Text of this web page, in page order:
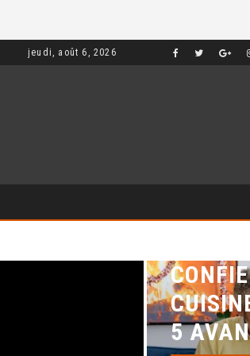
MARKETINGjeudi, août 6, 2026
5